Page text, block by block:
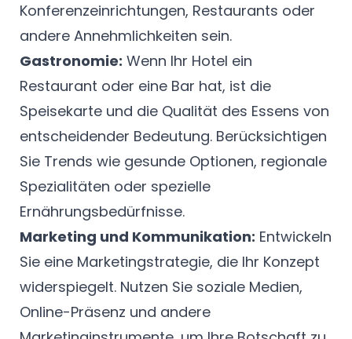
Konferenzeinrichtungen, Restaurants oder
andere Annehmlichkeiten sein.
Gastronomie: Wenn Ihr Hotel ein
Restaurant oder eine Bar hat, ist die
Speisekarte und die Qualität des Essens von
entscheidender Bedeutung. Berücksichtigen
Sie Trends wie gesunde Optionen, regionale
Spezialitäten oder spezielle
Ernährungsbedürfnisse.
Marketing und Kommunikation: Entwickeln
Sie eine Marketingstrategie, die Ihr Konzept
widerspiegelt. Nutzen Sie soziale Medien,
Online-Präsenz und andere